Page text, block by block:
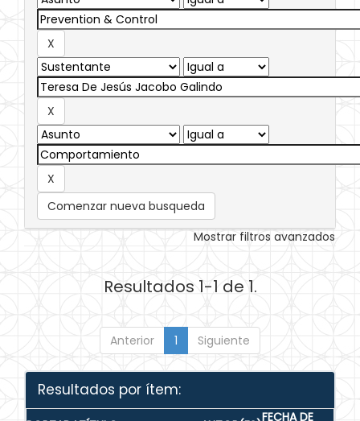
Comenzar nueva busqueda
Mostrar filtros avanzados
Resultados 1-1 de 1.
Anterior 1 Siguiente
Resultados por ítem:
FECHA DE